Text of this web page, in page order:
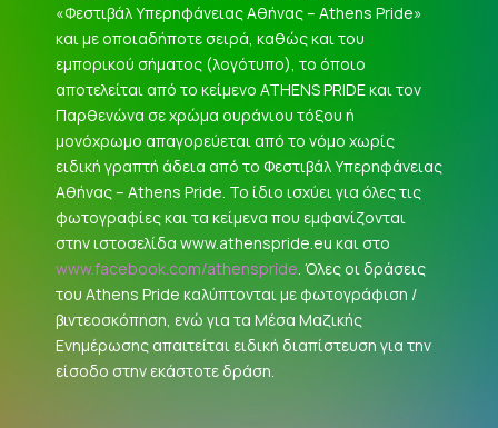
«Φεστιβάλ Υπερηφάνειας Αθήνας – Athens Pride»
και με οποιαδήποτε σειρά, καθώς και του
εμπορικού σήματος (λογότυπο), το όποιο
αποτελείται από το κείμενο ATHENS PRIDE και τον
Παρθενώνα σε χρώμα ουράνιου τόξου ή
μονόχρωμο απαγορεύεται από το νόμο χωρίς
ειδική γραπτή άδεια από το Φεστιβάλ Υπερηφάνειας
Αθήνας – Athens Pride. Το ίδιο ισχύει για όλες τις
φωτογραφίες και τα κείμενα που εμφανίζονται
στην ιστοσελίδα www.athenspride.eu και στο
www.facebook.com/athenspride. Όλες οι δράσεις
του Athens Pride καλύπτονται με φωτογράφιση /
βιντεοσκόπηση, ενώ για τα Μέσα Μαζικής
Ενημέρωσης απαιτείται ειδική διαπίστευση για την
είσοδο στην εκάστοτε δράση.